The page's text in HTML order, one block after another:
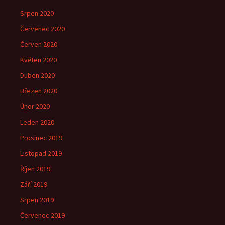
Srpen 2020
Červenec 2020
Červen 2020
Květen 2020
Duben 2020
Březen 2020
Únor 2020
Leden 2020
Prosinec 2019
Listopad 2019
Říjen 2019
Září 2019
Srpen 2019
Červenec 2019